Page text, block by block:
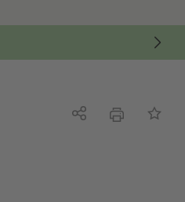
Dela erbjudande
På